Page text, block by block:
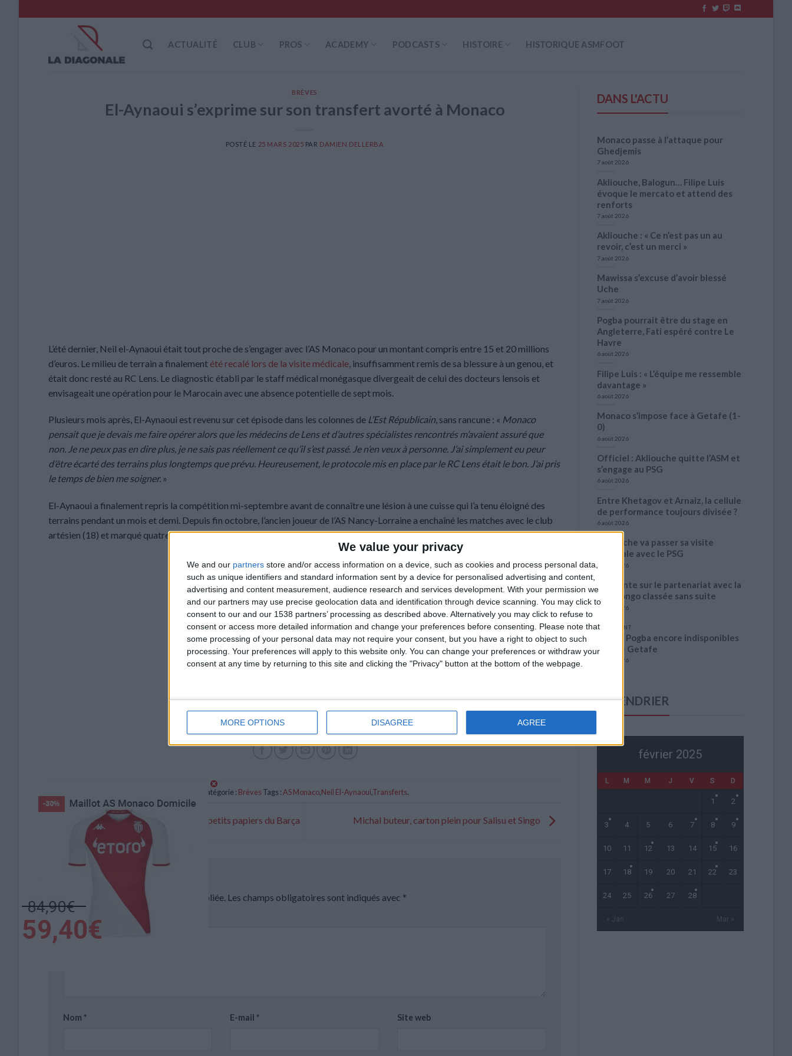
We value your privacy
We and our partners store and/or access information on a device, such as cookies and process personal data,
such as unique identifiers and standard information sent by a device for personalised advertising and content,
advertising and content measurement, audience research and services development. With your permission we
and our partners may use precise geolocation data and identification through device scanning. You may click to
consent to our and our 1538 partners’ processing as described above. Alternatively you may click to refuse to
consent or access more detailed information and change your preferences before consenting.
Please note that
some processing of your personal data may not require your consent, but you have a right to object to such
processing. Your preferences will apply to this website only. You can change your preferences or withdraw your
consent at any time by returning to this site and clicking the "Privacy" button at the bottom of the webpage.
MORE OPTIONS DISAGREE AGREE
to
ACTUALITÉ CLUB PROS ACADEMY PODCASTS HISTOIRE HISTORIQUE ASMFOOT
BRÈVES
El-Aynaoui s’exprime sur son transfert avorté à Monaco
POSTÉ LE 25 MARS 2025 PAR DAMIEN DELLERBA
L’été dernier, Neil el-Aynaoui était tout proche de s’engager avec l’AS Monaco pour un montant compris entre 15 et 20 millions
d’euros. Le milieu de terrain a finalement été recalé lors de la visite médicale , insuffisamment remis de sa blessure à un genou, et
était donc resté au RC Lens. Le diagnostic établi par le staff médical monégasque divergeait de celui des docteurs lensois et
envisageait une opération pour le Marocain avec une absence potentielle de sept mois.
Plusieurs mois après, El-Aynaoui est revenu sur cet épisode dans les colonnes de L’Est Républicain, sans rancune : « Monaco
pensait que je devais me faire opérer alors que les médecins de Lens et d’autres spécialistes rencontrés m’avaient assuré que
non. Je ne peux pas en dire plus, je ne sais pas réellement ce qu’il s’est passé. Je n’en veux à personne. J’ai simplement eu peur
d’être écarté des terrains plus longtemps que prévu. Heureusement, le protocole mis en place par le RC Lens était le bon. J’ai pris
le temps de bien me soigner. »
El-Aynaoui a finalement repris la compétition mi-septembre avant de connaître une lésion à une cuisse qui l’a tenu éloigné des
terrains pendant un mois et demi. Depuis fin octobre, l’ancien joueur de l’AS Nancy-Lorraine a enchaîné les matches avec le club
artésien (18) et marqué quatre buts en Ligue 1.
Catégorie : BrèvesTags :AS Monaco,Neil El-Aynaoui,Transferts.
Vanderson serait toujours dans les petits papiers du Barça Michal buteur, carton plein pour Salisu et Singo
Laisser un commentaire
Votre adresse e-mail ne sera pas publiée. Les champs obligatoires sont indiqués avec *
Nom * E-mail* Site web
DANS L'ACTU
Monaco passe à l’attaque pour
Ghedjemis
7 août 2026
Akliouche, Balogun… Filipe Luis
évoque le mercato et attend des
renforts
7 août 2026
Akliouche : « Ce n’est pas un au
revoir, c’est un merci »
7 août 2026
Mawissa s’excuse d’avoir blessé
Uche
7 août 2026
Pogba pourrait être du stage en
Angleterre, Fati espéré contre Le
Havre
6 août 2026
Filipe Luis : « L’équipe me ressemble
davantage »
6 août 2026
Monaco s’impose face à Getafe (1-
0)
6 août 2026
Officiel : Akliouche quitte l’ASM et
s’engage au PSG
6 août 2026
Entre Khetagov et Arnaiz, la cellule
de performance toujours divisée ?
6 août 2026
Akliouche va passer sa visite
médicale avec le PSG
6 août 2026
La plainte sur le partenariat avec la
R.D. Congo classée sans suite
6 août 2026
1 COMMENT
Fati et Pogba encore indisponibles
contre Getafe
6 août 2026
CALENDRIER
février 2025
L M M J V S D
« Jan Mar »
1 2
3 4 5 6 7 8 9
10 11 12 13 14 15 16
17 18 19 20 21 22 23
24 25 26 27 28